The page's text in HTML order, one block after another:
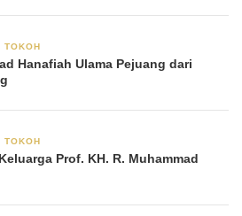
TOKOH
Hanafiah Ulama Pejuang dari
TOKOH
Prof. KH. R. Muhammad